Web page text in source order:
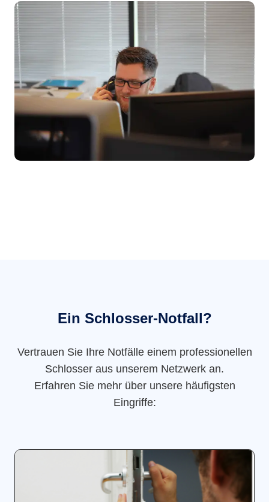
Ein Schlosser-Notfall?
Vertrauen Sie Ihre Notfälle einem professionellen
Schlosser aus unserem Netzwerk an.
Erfahren Sie mehr über unsere häufigsten
Eingriffe: